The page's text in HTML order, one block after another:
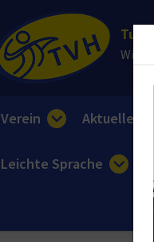
Wir
Verein Aktuelles
Leichte Sprache